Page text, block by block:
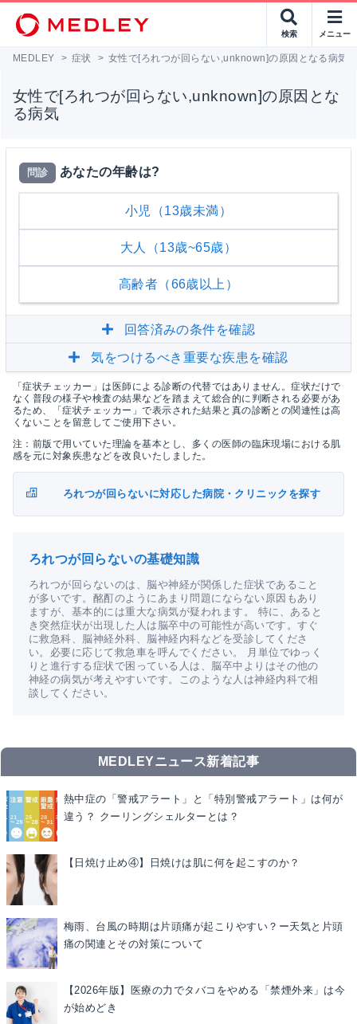
検索 メニュー
MEDLEY > 症状 > 女性で[ろれつが回らない,unknown]の原因となる病気
女性で[ろれつが回らない,unknown]の原因とな
る病気
問診 あなたの年齢は?
小児（13歳未満）
大人（13歳~65歳）
高齢者（66歳以上）
回答済みの条件を確認
気をつけるべき重要な疾患を確認
「症状チェッカー」は医師による診断の代替ではありません。症状だけで
なく普段の様子や検査の結果などを踏まえて総合的に判断される必要があ
るため、「症状チェッカー」で表示された結果と真の診断との関連性は高
くないことを留意してご使用下さい。
注：前版で用いていた理論を基本とし、多くの医師の臨床現場における肌
感を元に対象疾患などを改良いたしました。
ろれつが回らないに対応した病院・クリニックを探す
ろれつが回らないの基礎知識
ろれつが回らないのは、脳や神経が関係した症状であること
が多いです。酩酊のようにあまり問題にならない原因もあり
ますが、基本的には重大な病気が疑われます。 特に、あると
き突然症状が出現した人は脳卒中の可能性が高いです。すぐ
に救急科、脳神経外科、脳神経内科などを受診してくださ
い。必要に応じて救急車を呼んでください。 月単位でゆっく
りと進行する症状で困っている人は、脳卒中よりはその他の
神経の病気が考えやすいです。このような人は神経内科で相
談してください。
MEDLEYニュース新着記事
熱中症の「警戒アラート」と「特別警戒アラート」は何が
違う？ クーリングシェルターとは？
【日焼け止め④】日焼けは肌に何を起こすのか？
梅雨、台風の時期は片頭痛が起こりやすい？ー天気と片頭
痛の関連とその対策について
【2026年版】医療の力でタバコをやめる「禁煙外来」は今
が始めどき